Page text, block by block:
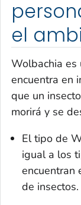
el
Wolbachia es
encuentra en
que un
morirá y se
El tipo de
igual a los
encuentran
de insectos.